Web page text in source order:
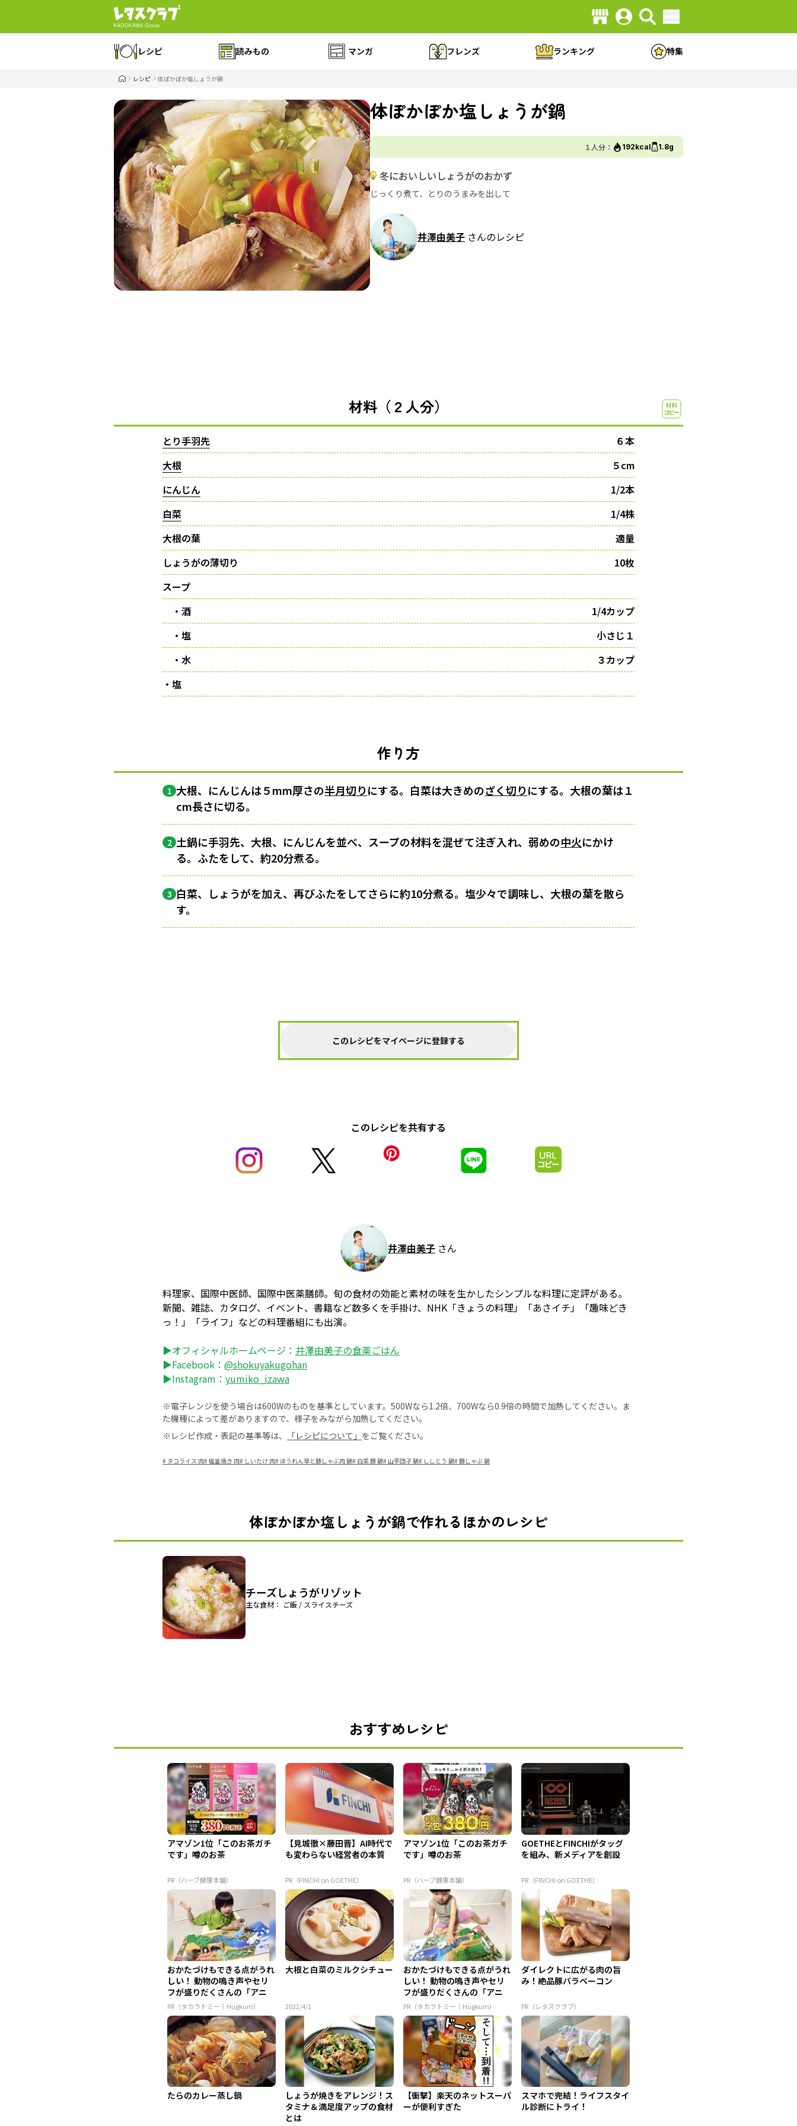
レシピ 読みもの マンガ フレンズ ランキング 特集
レシピ 体ぽかぽか塩しょうが鍋
体ぽかぽか塩しょうが鍋
１人分： 192kcal 1.8g
冬においしいしょうがのおかず
じっくり煮て、とりのうまみを出して
井澤由美子 さんのレシピ
材料（２人分）
とり手羽先
６本
大根
５cm
にんじん
1/2本
白菜
1/4株
大根の葉
適量
しょうがの薄切り
10枚
スープ
・酒
1/4カップ
・塩
小さじ１
・水
３カップ
・塩
作り方
1 大根、にんじんは５mm厚さの半月切りにする。白菜は大きめのざく切りにする。大根の葉は１
cm長さに切る。
2 土鍋に手羽先、大根、にんじんを並べ、スープの材料を混ぜて注ぎ入れ、弱めの中火にかけ
る。ふたをして、約20分煮る。
3 白菜、しょうがを加え、再びふたをしてさらに約10分煮る。塩少々で調味し、大根の葉を散ら
す。
このレシピをマイページに登録する
このレシピを共有する
井澤由美子 さん
料理家、国際中医師、国際中医薬膳師。旬の食材の効能と素材の味を生かしたシンプルな料理に定評がある。
新聞、雑誌、カタログ、イベント、書籍など数多くを手掛け、NHK「きょうの料理」「あさイチ」「趣味どき
っ！」「ライフ」などの料理番組にも出演。
▶オフィシャルホームページ： 井澤由美子の食薬ごはん
▶Facebook： @shokuyakugohan
▶Instagram： yumiko_izawa
※電子レンジを使う場合は600Wのものを基準としています。500Wなら1.2倍、700Wなら0.9倍の時間で加熱してください。ま
た機種によって差がありますので、様子をみながら加熱してください。
※レシピ作成・表記の基準等は、
「レシピについて」 をご覧ください。
# タコライス 肉#塩釜焼き 肉# しいたけ 肉# ほうれん草と豚しゃぶ肉 鍋# 白菜 豚 鍋#山芋団子 鍋# ししとう 鍋#豚しゃぶ 鍋
体ぽかぽか塩しょうが鍋で作れるほかのレシピ
チーズしょうがリゾット
主な食材： ご飯 / スライスチーズ
おすすめレシピ
アマゾン1位「このお茶ガチ
です」噂のお茶
PR（ハーブ健康本舗）
【見城徹×藤田晋】AI時代で
も変わらない経営者の本質
PR（FINCHI on GOETHE）
アマゾン1位「このお茶ガチ
です」噂のお茶
PR（ハーブ健康本舗）
GOETHEとFINCHIがタッグ
を組み、新メディアを創設
PR（FINCHI on GOETHE）
おかたづけもできる点がうれ
しい！ 動物の鳴き声やセリ
フが盛りだくさんの「アニ
ア ...
PR（タカラトミー｜Hugkum）
大根と白菜のミルクシチュー
2022/4/1
おかたづけもできる点がうれ
しい！ 動物の鳴き声やセリ
フが盛りだくさんの「アニ
ア ...
PR（タカラトミー｜Hugkum）
ダイレクトに広がる肉の旨
み！絶品豚バラベーコン
PR（レタスクラブ）
たらのカレー蒸し鍋
しょうが焼きをアレンジ！ス
タミナ＆満足度アップの食材
とは
【衝撃】楽天のネットスーパ
ーが便利すぎた
スマホで完結！ライフスタイ
ル診断にトライ！